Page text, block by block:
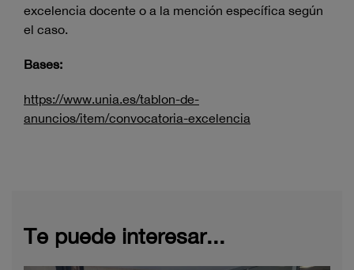
excelencia docente o a la mención específica según
el caso.
Bases:
https://www.unia.es/tablon-de-
anuncios/item/convocatoria-excelencia
Te puede interesar...